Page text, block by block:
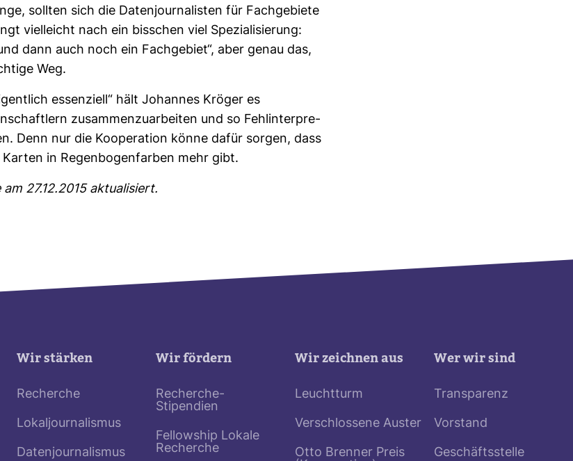
sollten sich die Daten­jour­na­listen für Fach­ge­biete
viel­leicht nach ein biss­chen viel Spe­zia­li­sie­rung:
dann auch noch ein Fach­ge­biet“, aber genau das,
Weg.
essen­ziell“ hält Johannes Kröger es
zusam­men­zu­ar­beiten und so Fehl­in­ter­pre­
Denn nur die Koope­ra­tion könne dafür sorgen, dass
in Regen­bo­gen­farben mehr gibt.
27.12.2015 aktua­li­siert.
Wir stärken
Recherche
Lokaljournalismus
Datenjournalismus
Wir fördern
Recherche-
Stipendien
Fellowship Lokale
Recherche
Wir zeichnen aus
Leuchtturm
Verschlossene Auster
Otto Brenner Preis
Wer wir sind
Transparenz
Vorstand
Geschäftsstelle